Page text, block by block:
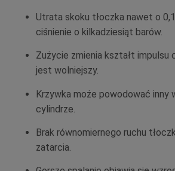
Utrata skoku tłoczka nawet o
ciśnienie o kilkadziesiąt barów.
Zużycie zmienia kształt impulsu
jest wolniejszy.
Krzywka może powodować inny
cylindrze.
Brak równomiernego ruchu
zatarcia.